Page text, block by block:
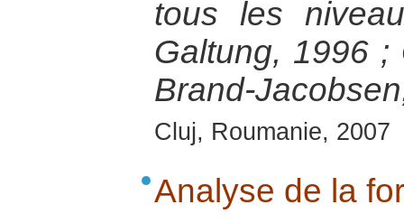
tous les
Galtung, 1996 ;
Brand-
Cluj, Roumanie, 2007
Analyse de la